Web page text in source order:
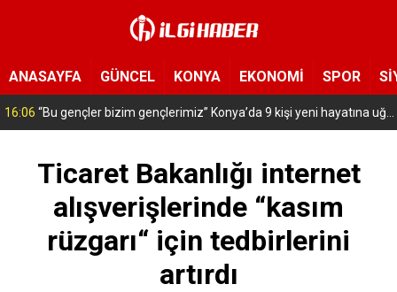
ANASAYFA GÜNCEL KONYA EKONOMİ SPOR
16:03 Asırlık vakıf geleneği Konya’da yaşatılıyor! Cuma namazı sonrası vatandaşlara karpuz ikramı
Ticaret Bakanlığı internet
alışverişlerinde “kasım
rüzgarı“ için tedbirlerini
artırdı